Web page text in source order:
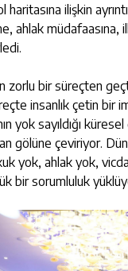
ilişkin
ahlak
zorlu bir süreçten
insanlık çetin bir
yok sayıldığı
gölüne çeviriyor.
yok, ahlak yok,
bir sorumluluk